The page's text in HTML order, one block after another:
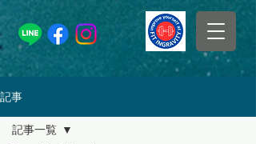
記事
記事一覧